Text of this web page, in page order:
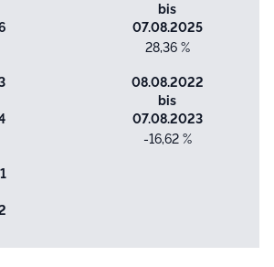
bis
07.08.2025
28,36 %
08.08.2022
bis
07.08.2023
-16,62 %